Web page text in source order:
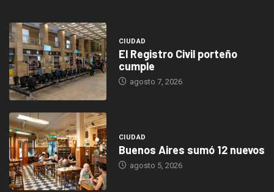
CIUDAD
El Registro Civil porteño
cumple
agosto 7, 2026
CIUDAD
Buenos Aires sumó 12 nuevos
agosto 5, 2026